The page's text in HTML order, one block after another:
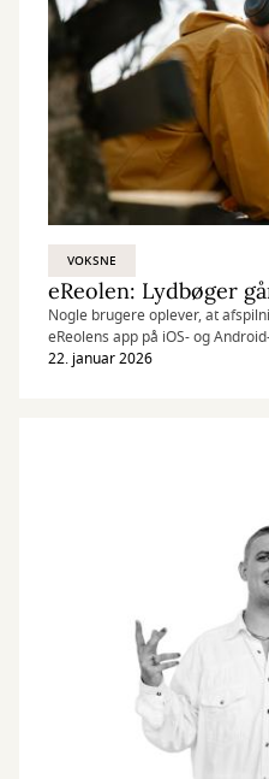
VOKSNE
eReolen: Lydbøger
Nogle brugere oplever, at
eReolens app på iOS- og
på problemet og arbejder på at
22. januar 2026